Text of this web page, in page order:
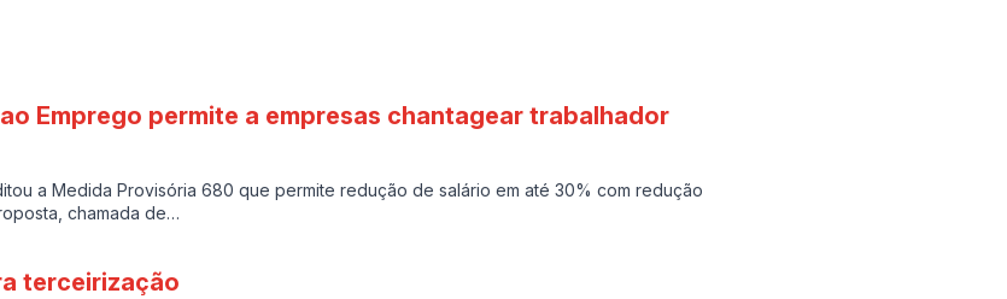
Emprego permite a empresas chantagear trabalhador
a Medida Provisória 680 que permite redução de salário em até 30% com redução
chamada de…
terceirização